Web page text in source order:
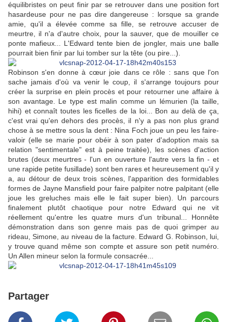
équilibristes on peut finir par se retrouver dans une position fort
hasardeuse pour ne pas dire dangereuse : lorsque sa grande
amie, qu'il a élevée comme sa fille, se retrouve accuser de
meurtre, il n'a d'autre choix, pour la sauver, que de mouiller ce
ponte mafieux... L'Edward tente bien de jongler, mais une balle
pourrait bien finir par lui tomber sur la tête (ou pire...).
Robinson s'en donne à cœur joie dans ce rôle : sans que l'on
sache jamais d'où va venir le coup, il s'arrange toujours pour
créer la surprise en plein procès et pour retourner une affaire à
son avantage. Le type est malin comme un lémurien (la taille,
hihi) et connaît toutes les ficelles de la loi... Bon au delà de ça,
c'est vrai qu'en dehors des procès, il n'y a pas non plus grand
chose à se mettre sous la dent : Nina Foch joue un peu les faire-
valoir (elle se marie pour obéir à son pater d'adoption mais sa
relation "sentimentale" est à peine traitée), les scènes d'action
brutes (deux meurtres - l'un en ouverture l'autre vers la fin - et
une rapide petite fusillade) sont ben rares et heureusement qu'il y
a, au détour de deux trois scènes, l'apparition des formidables
formes de Jayne Mansfield pour faire palpiter notre palpitant (elle
joue les greluches mais elle le fait super bien). Un parcours
finalement plutôt chaotique pour notre Edward qui ne vit
réellement qu'entre les quatre murs d'un tribunal... Honnête
démonstration dans son genre mais pas de quoi grimper au
rideau, Simone, au niveau de la facture. Edward G. Robinson, lui,
y trouve quand même son compte et assure son petit numéro.
Un Allen mineur selon la formule consacrée...
Partager